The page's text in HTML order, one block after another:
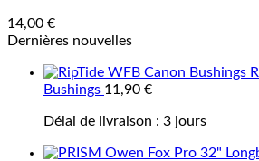
14,00 €
Dernières nouvelles
Bushings 11,90 €
Délai de livraison : 3 jours